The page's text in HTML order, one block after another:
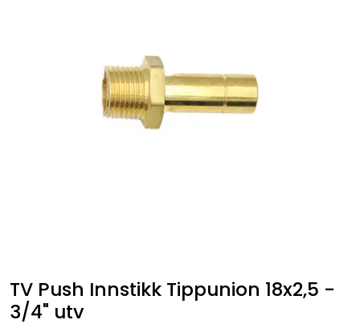
TV Push Innstikk Tippunion 18x2,5 -
3/4" utv
Varmeanlegg